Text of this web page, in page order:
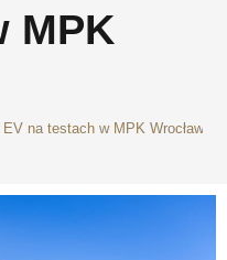
MPK
na testach w MPK Wrocław